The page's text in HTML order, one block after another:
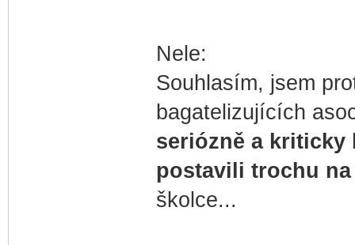
Nele:
Souhlasím, jsem
bagatelizujících
seriózně a kriticky
postavili trochu
školce...